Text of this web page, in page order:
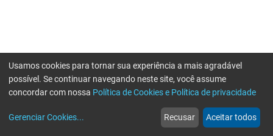
web
Notícias
more_horiz
Mais
Usamos cookies para tornar sua experiência a mais agradável
possível. Se continuar navegando neste site, você assume
concordar com nossa Política de Cookies e Política de privacidade
Gerenciar Cookies... Recusar Aceitar todos
Erro ao enviar informações, por favor tente novamente